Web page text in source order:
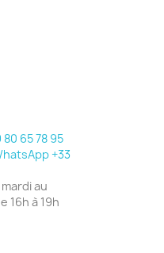
65 78 95
+33
au
16h à 19h